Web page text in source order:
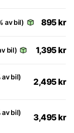
av bil) 895 kr
bil) 1,395 kr
av bil)
2,495 kr
av bil)
3,495 kr